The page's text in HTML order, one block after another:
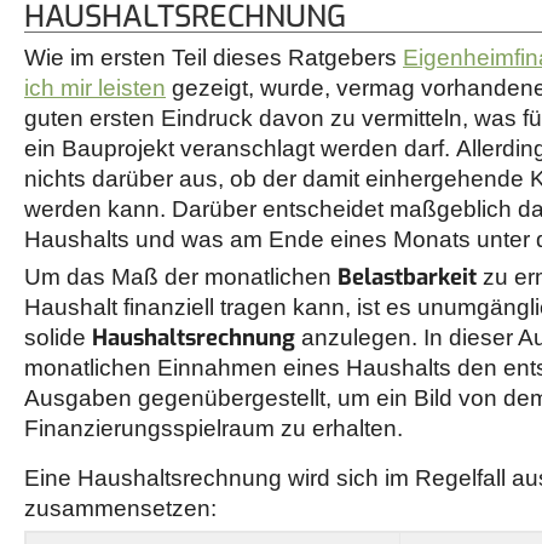
HAUSHALTSRECHNUNG
Wie im ersten Teil dieses Ratgebers
ich mir leisten gezeigt, wurde, vermag
guten ersten Eindruck davon zu vermitteln, was
ein Bauprojekt veranschlagt werden darf.
nichts darüber aus, ob der damit einhergehende
werden kann. Darüber entscheidet maßgeblich
Haushalts und was am Ende eines Monats unter
Um das Maß der monatlichen Belastbarkeit zu
Haushalt finanziell tragen kann, ist es
solide Haushaltsrechnung anzulegen. In dieser
monatlichen Einnahmen eines Haushalts den
Ausgaben gegenübergestellt, um ein Bild von
Finanzierungsspielraum zu erhalten.
Eine Haushaltsrechnung wird sich im Regelfall
zusammensetzen: